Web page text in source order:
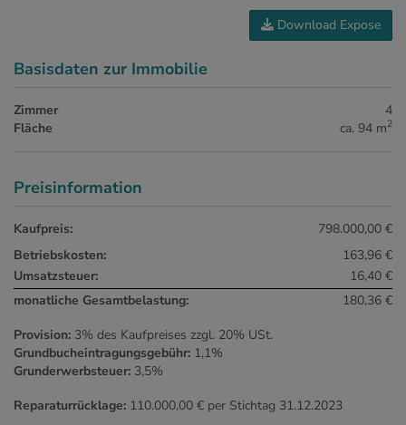
Download Expose
Basisdaten zur Immobilie
Zimmer
4
Fläche
ca. 94 m2
Preisinformation
Kaufpreis:
798.000,00 €
Betriebskosten:
163,96 €
Umsatzsteuer:
16,40 €
monatliche Gesamtbelastung:
180,36 €
Provision: 3% des Kaufpreises zzgl. 20% USt.
Grundbucheintragungsgebühr: 1,1%
Grunderwerbsteuer: 3,5%
Reparaturrücklage: 110.000,00 € per Stichtag 31.12.2023